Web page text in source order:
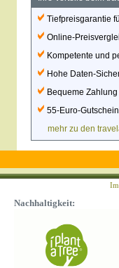
Tiefpreisgarantie
Online-
Kompetente und
Hohe Daten-
Bequeme
55-Euro-
mehr zu den
Nachhaltigkeit: